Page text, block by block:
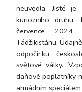
neuvedla. Jisté
kuriozního
července 2024
Tádžikistánu.
odpočinku
světové války.
daňové poplatníky
armádním